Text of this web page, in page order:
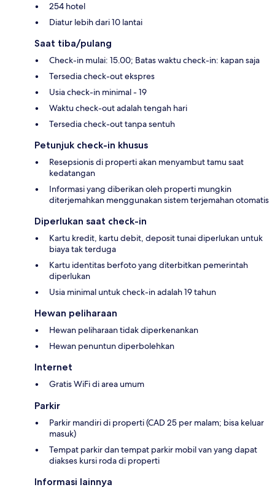
254 hotel
Diatur lebih dari 10 lantai
Saat tiba/pulang
Check-in mulai: 15.00; Batas waktu check-in: kapan saja
Tersedia check-out ekspres
Usia check-in minimal - 19
Waktu check-out adalah tengah hari
Tersedia check-out tanpa sentuh
Petunjuk check-in khusus
Resepsionis di properti akan menyambut tamu saat
kedatangan
Informasi yang diberikan oleh properti mungkin
diterjemahkan menggunakan sistem terjemahan otomatis
Diperlukan saat check-in
Kartu kredit, kartu debit, deposit tunai diperlukan untuk
biaya tak terduga
Kartu identitas berfoto yang diterbitkan pemerintah
diperlukan
Usia minimal untuk check-in adalah 19 tahun
Hewan peliharaan
Hewan peliharaan tidak diperkenankan
Hewan penuntun diperbolehkan
Internet
Gratis WiFi di area umum
Parkir
Parkir mandiri di properti (CAD 25 per malam; bisa keluar
masuk)
Tempat parkir dan tempat parkir mobil van yang dapat
diakses kursi roda di properti
Informasi lainnya